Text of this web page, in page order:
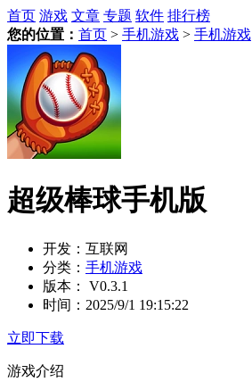
首页 游戏 文章 专题 软件 排行榜
您的位置： 首页 > 手机游戏 > 手机游戏
超级棒球手机版
开发： 互联网
分类： 手机游戏
版本：
V0.3.1
时间： 2025/9/1 19:15:22
立即下载
游戏介绍